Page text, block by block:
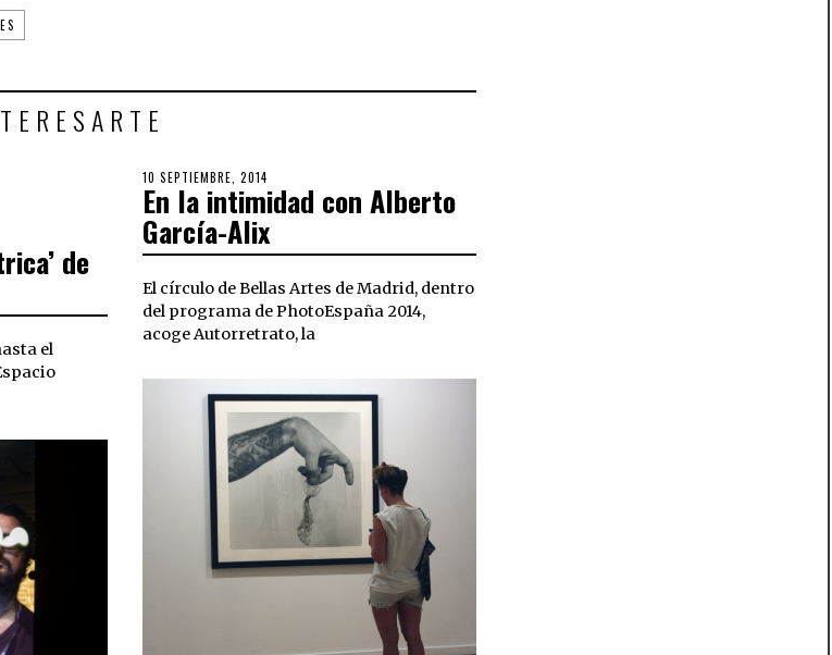
de
el
POSTED
ON
10 SEPTIEMBRE, 2014
OCTUBRE,
2018
En la intimidad con Alberto
García-Alix
El círculo de Bellas Artes de Madrid, dentro
del programa de PhotoEspaña 2014,
acoge Autorretrato, la